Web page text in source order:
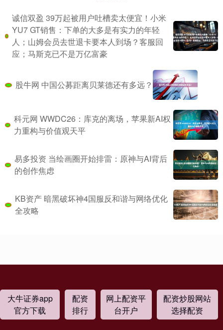
诚信双盈 39万起被用户吐槽卖太便宜！小米
YU7 GT销售：下单的大多是有实力的年轻
人；山姆会员去世退卡要本人到场？客服回
应；马斯克已不是万亿富豪
股牛网 中国公募距离贝莱德还有多远？
科元网 WWDC26：库克的离场，苹果新AI权
力重构与价值观天平
易多投资 当绘画圈开始排雷：原神与AI背后
的创作焦虑
KB资产 暗黑破坏神4国服反和谐与网络优化
全攻略
大牛证券app
官方下载
配资
排行
网上配资平
台开户
配资炒股网站
选择配资